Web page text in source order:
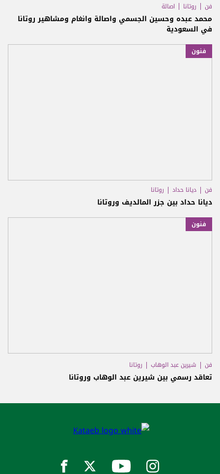
فن روتانا اصالة
محمد عبده وحسين الجسمي واصالة وانغام ومشاهير روتانا
في السعودية
فنون
فن ديانا حداد روتانا
ديانا حداد بين جزر المالديف وروتانا
فنون
فن شيرين عبد الوهاب روتانا
تعاقد رسمي بين شيرين عبد الوهاب وروتانا